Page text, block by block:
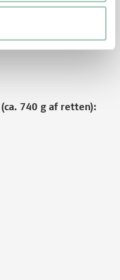
hed udskæringen
740 g af retten):